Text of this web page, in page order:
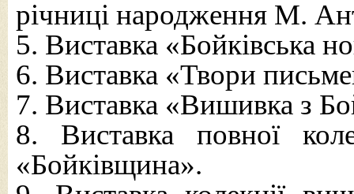
річниці народження М.
5. Виставка «Бойківська
6. Виставка «Твори
7. Виставка «Вишивка з
8. Виставка повної
«Бойківщина».